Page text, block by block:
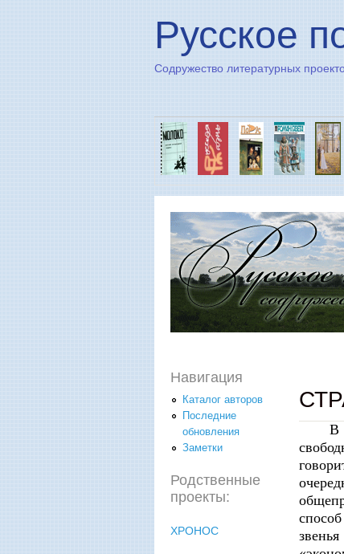
Русское
Содружество литературных
В
Навигация
Каталог авторов
Последние
обновления
Заметки
Родственные
проекты:
ХРОНОС